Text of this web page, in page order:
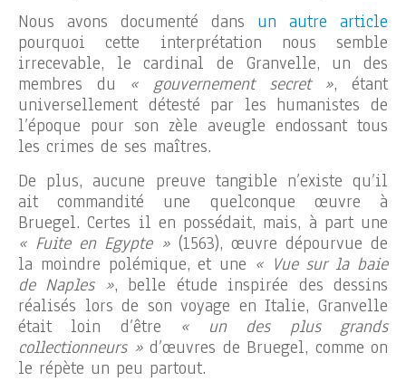
Nous avons documenté dans un autre article
pourquoi cette interprétation nous semble
irrecevable, le cardinal de Granvelle, un des
membres du « gouvernement secret », étant
universellement détesté par les humanistes de
l’époque pour son zèle aveugle endossant tous
les crimes de ses maîtres.
De plus, aucune preuve tangible n’existe qu’il
ait commandité une quelconque œuvre à
Bruegel. Certes il en possédait, mais, à part une
« Fuite en Egypte »(1563), œuvre dépourvue de
la moindre polémique, et une « Vue sur la baie
de Naples », belle étude inspirée des dessins
réalisés lors de son voyage en Italie, Granvelle
était loin d’être « un des plus grands
collectionneurs »d’œuvres de Bruegel, comme on
le répète un peu partout.